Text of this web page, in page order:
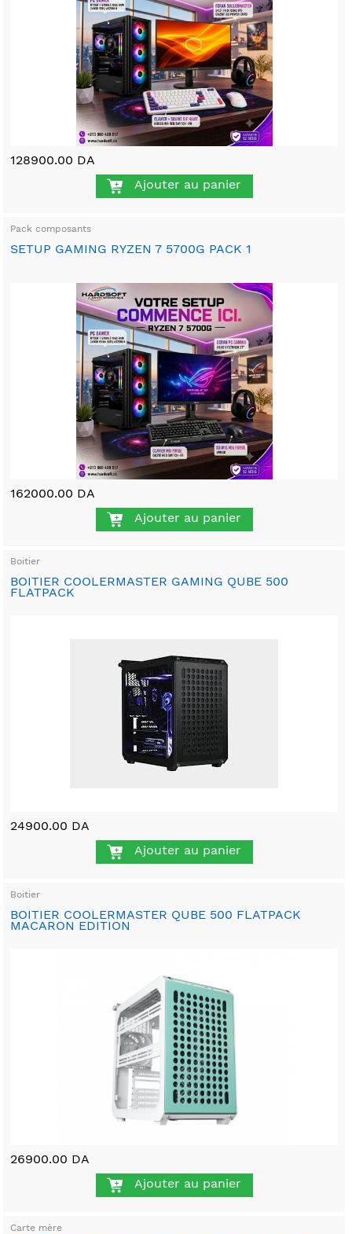
128900.00 DA
Ajouter au panier
Pack composants
SETUP GAMING RYZEN 7 5700G PACK 1
162000.00 DA
Ajouter au panier
Boitier
BOITIER COOLERMASTER GAMING QUBE 500
FLATPACK
24900.00 DA
Ajouter au panier
Boitier
BOITIER COOLERMASTER QUBE 500 FLATPACK
MACARON EDITION
26900.00 DA
Ajouter au panier
Carte mère